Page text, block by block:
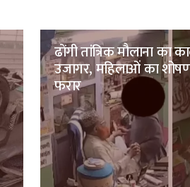
ढोंगी तांत्रिक मौलाना का
उजागर, महिलाओं का
फरार